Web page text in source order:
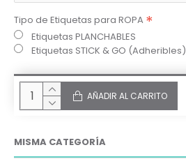
Tipo de Etiquetas para ROPA
Etiquetas PLANCHABLES
Etiquetas STICK & GO (Adheribles)
AÑADIR AL CARRITO
MISMA CATEGORÍA